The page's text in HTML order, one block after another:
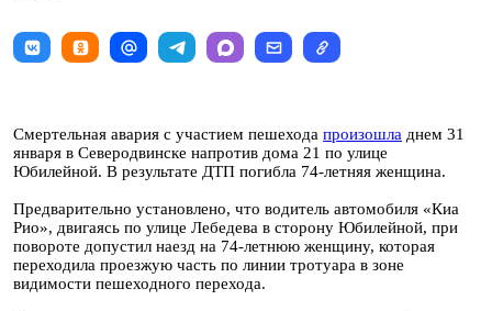
Смертельная авария с участием пешехода произошла днем 31
января в Северодвинске напротив дома 21 по улице
Юбилейной. В результате ДТП погибла 74-летняя женщина.
Предварительно установлено, что водитель автомобиля «Киа
Рио», двигаясь по улице Лебедева в сторону Юбилейной, при
повороте допустил наезд на 74-летнюю женщину, которая
переходила проезжую часть по линии тротуара в зоне
видимости пешеходного перехода.